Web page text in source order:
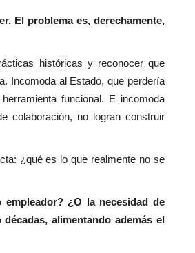
El problema es, derechamente,
históricas y reconocer que
Incomoda al Estado, que perdería
funcional. E incomoda
colaboración, no logran construir
¿qué es lo que realmente no se
¿O la necesidad de
alimentando además el